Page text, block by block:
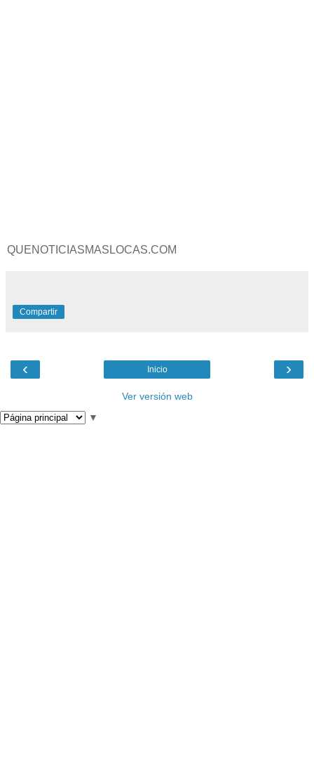
QUENOTICIASMASLOCAS.COM
Compartir
‹ ›
Inicio
Ver versión web
▼